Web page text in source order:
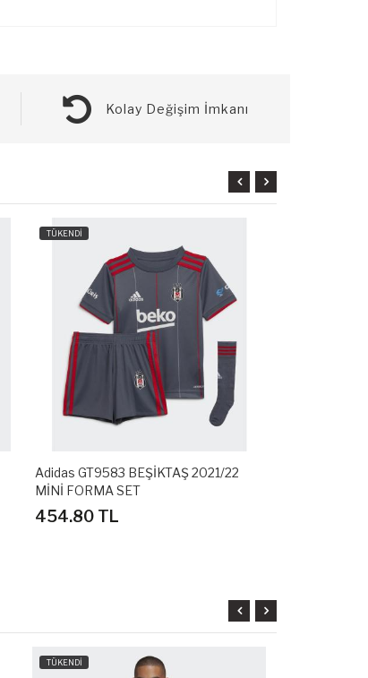
Kolay Değişim İmkanı
TÜKENDİ
Adidas GT9583 BEŞİKTAŞ 2021/22
MİNİ FORMA SET
454.80 TL
TÜKENDİ